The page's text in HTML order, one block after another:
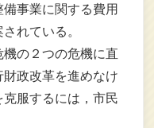
事業に関する費用
れている。
の２つの危機に直
政改革を進めなけ
服するには，市民